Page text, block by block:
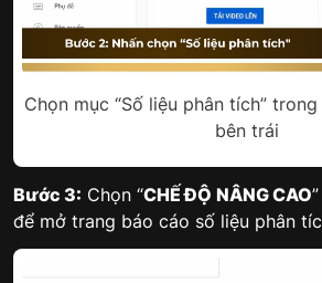
Chọn mục “Số liệu phân tích”
bên trái
Bước 3: Chọn “CHẾ ĐỘ NÂNG CAO
để mở trang báo cáo số liệu phân